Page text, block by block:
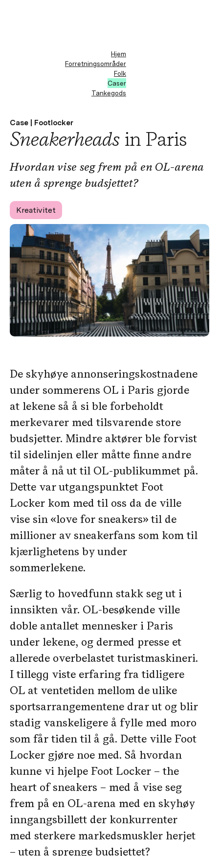
Hjem
Forretningsområder
Folk
Caser
Tankegods
Case | Footlocker
Sneakerheadsin Paris
Hvordan vise seg frem på en OL-arena
uten å sprenge budsjettet?
Kreativitet
De skyhøye annonseringskostnadene
under sommerens OL i Paris gjorde
at lekene så å si ble forbeholdt
merkevarer med tilsvarende store
budsjetter. Mindre aktører ble forvist
til sidelinjen eller måtte finne andre
måter å nå ut til OL-publikummet på.
Dette var utgangspunktet Foot
Locker kom med til oss da de ville
vise sin «love for sneakers» til de
millioner av sneakerfans som kom til
kjærlighetens by under
sommerlekene.
Særlig to hovedfunn stakk seg ut i
innsikten vår. OL-besøkende ville
doble antallet mennesker i Paris
under lekene, og dermed presse et
allerede overbelastet turistmaskineri.
I tillegg viste erfaring fra tidligere
OL at ventetiden mellom de ulike
sportsarrangementene drar ut og blir
stadig vanskeligere å fylle med moro
som får tiden til å gå. Dette ville Foot
Locker gjøre noe med. Så hvordan
kunne vi hjelpe Foot Locker – the
heart of sneakers – med å vise seg
frem på en OL-arena med en skyhøy
inngangsbillett der konkurrenter
med sterkere markedsmuskler herjet
– uten å sprenge budsjettet?